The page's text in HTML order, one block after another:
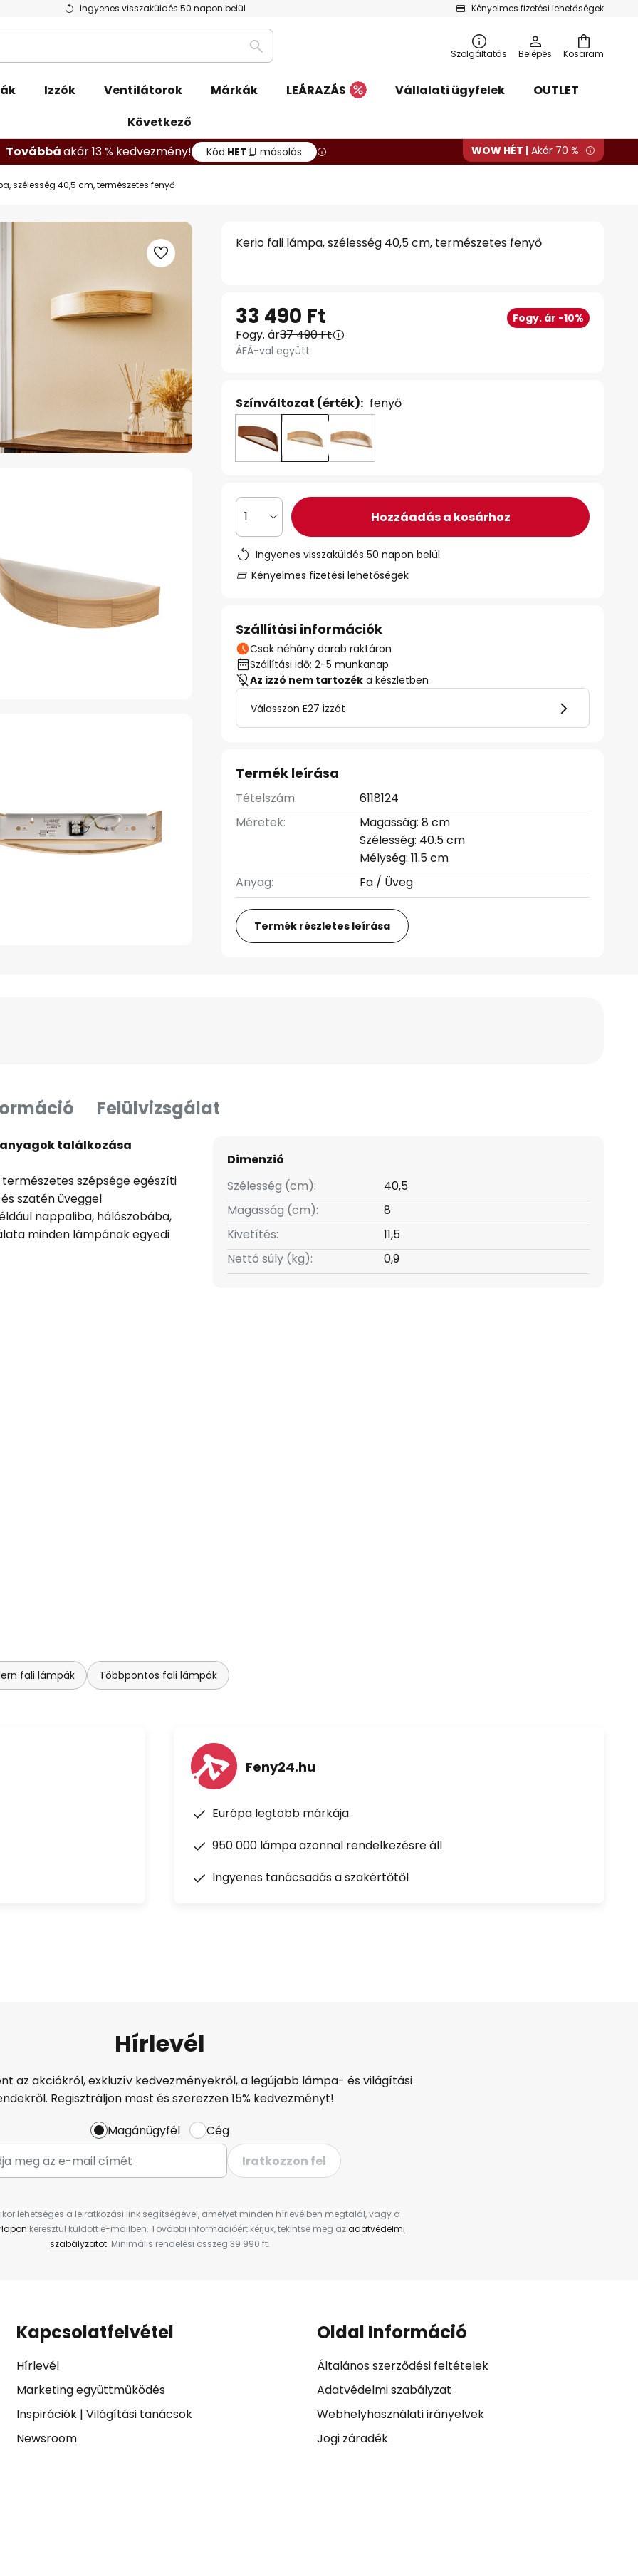
Ingyenes visszaküldés 50 napon belül Kényelmes fizetési lehetőségek
Kosaram
Keresés
Szolgáltatás Belépés
Izzók Ventilátorok Márkák LEÁRAZÁS Vállalati ügyfelek
OUTLET
Következő
Továbbáakár 13 % kedvezmény! Kód:HET másolás WOW HÉT | Akár 70 %
szélesség 40,5 cm, természetes fenyő
Kerio fali lámpa, szélesség 40,5 cm, természetes fenyő
33 490 Ft Fogy. ár -10%
Fogy. ár37 490 Ft
ÁFÁ-val együtt
Színváltozat (érték): fenyő
1 Hozzáadás a kosárhoz
Ingyenes visszaküldés 50 napon belül
Kényelmes fizetési lehetőségek
Szállítási információk
Csak néhány darab raktáron
Szállítási idő: 2-5 munkanap
Az izzó nem tartozék a készletben
Válasszon E27 izzót
Termék leírása
Tételszám:
6118124
Méretek:
Magasság: 8 cm
Szélesség: 40.5 cm
Mélység: 11.5 cm
Anyag:
Fa / Üveg
Termék részletes leírása
Felülvizsgálat
anyagok találkozása
szépsége egészíti
szatén üveggel
nappaliba, hálószobába,
minden lámpának egyedi
a fa természetes
teszi a fényerő egyéni
Európában gyártott lámpa a
fa lámpa egyedi darab.
Dimenzió
Szélesség (cm):
40,5
Magasság (cm):
8
Kivetítés:
11,5
Nettó súly (kg):
0,9
fali lámpák Többpontos fali lámpák
Feny24.hu
Európa legtöbb márkája
950 000 lámpa azonnal rendelkezésre áll
Ingyenes tanácsadás a szakértőtől
Hírlevél
az akciókról, exkluzív kedvezményekről, a legújabb lámpa- és világítási
Regisztráljon most és szerezzen 15% kedvezményt!
Magánügyfél
Cég
Iratkozzon fel
lehetséges a leiratkozási link segítségével, amelyet minden hírlevélben megtalál, vagy a
keresztül küldött e-mailben. További információért kérjük, tekintse meg azadatvédelmi
szabályzatot. Minimális rendelési összeg 39 990 ft.
Kapcsolatfelvétel
Hírlevél
Marketing együttműködés
Inspirációk| Világítási tanácsok
Newsroom
Oldal Információ
Általános szerződési feltételek
Adatvédelmi szabályzat
Webhelyhasználati irányelvek
Jogi záradék